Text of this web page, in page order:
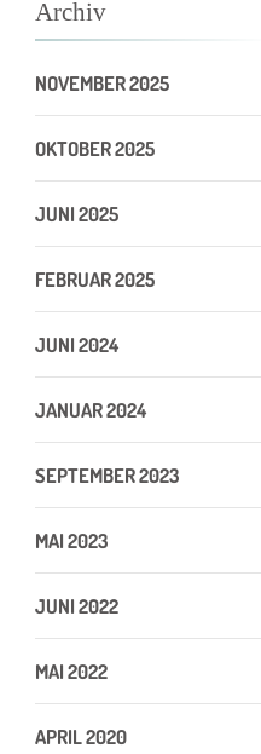
Archiv
NOVEMBER 2025
OKTOBER 2025
JUNI 2025
FEBRUAR 2025
JUNI 2024
JANUAR 2024
SEPTEMBER 2023
MAI 2023
JUNI 2022
MAI 2022
APRIL 2020